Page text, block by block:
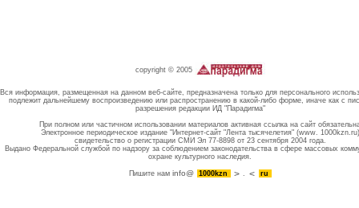
copyright © 2005
Вся информация, размещенная на данном веб-сайте, предназначена только для персонального
подлежит дальнейшему воспроизведению или распространению в какой-либо форме, иначе как с
разрешения редакции ИД "Парадигма"
При полном или частичном использовании материалов активная ссылка на сайт
Электронное периодическое издание "Интернет-сайт "Лента тысячелетия" (www. 1000kzn.ru)
свидетельство о регистрации СМИ Эл 77-8898 от 23 сентября 2004 года.
Выдано Федеральной службой по надзору за соблюдением законодательства в сфере массовых
охране культурного наследия.
Пишите намinfo@ 1000kzn . ru